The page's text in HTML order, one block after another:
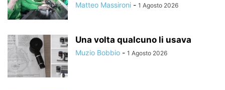
Matteo Massironi - 1 Agosto 2026
Una volta qualcuno li usava
Muzio Bobbio - 1 Agosto 2026